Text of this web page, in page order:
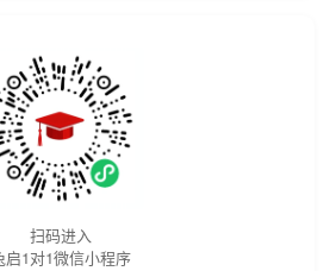
扫码进入
启1对1微信小程序